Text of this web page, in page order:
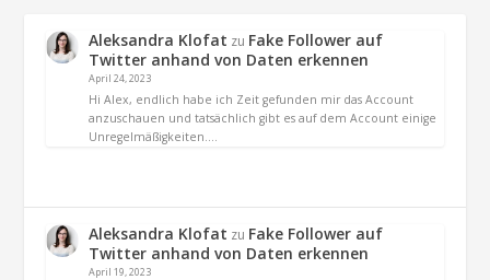
Aleksandra Klofat zu Fake Follower auf
Twitter anhand von Daten erkennen
April 24, 2023
Hi Alex, endlich habe ich Zeit gefunden mir das Account
anzuschauen und tatsächlich gibt es auf dem Account einige
Unregelmäßigkeiten.…
Aleksandra Klofat zu Fake Follower auf
Twitter anhand von Daten erkennen
April 19, 2023